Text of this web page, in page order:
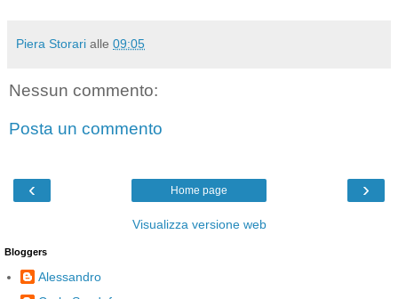
Piera Storari alle 09:05
Nessun commento:
Posta un commento
‹ ›
Home page
Visualizza versione web
Bloggers
Alessandro